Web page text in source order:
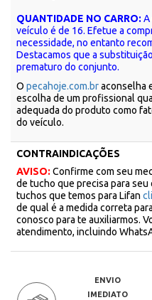
QUANTIDADE NO CARRO: A
veículo é de 16. Efetue a
necessidade, no entanto
Destacamos que a
prematuro do conjunto.
O pecahoje.com.braconselha
escolha de um profissional
adequada do produto como
do veículo.
CONTRAINDICAÇÕES
AVISO: Confirme com seu
de tucho que precisa para seu
tuchos que temos para Lifan
de qual é a medida correta
conosco para te auxiliarmos.
atendimento, incluindo
ENVIO
IMEDIATO